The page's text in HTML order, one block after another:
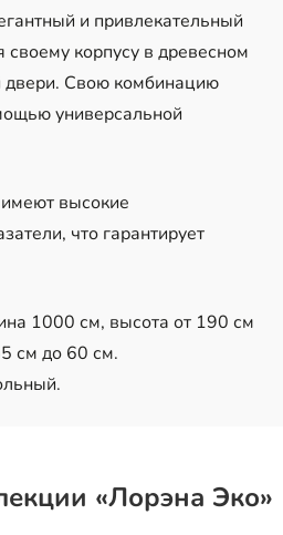
и привлекательный
корпусу в древесном
двери. Свою комбинацию
универсальной
высокие
что гарантирует
1000 см, высота от 190 см
см до 60 см.
«Лорэна Эко»